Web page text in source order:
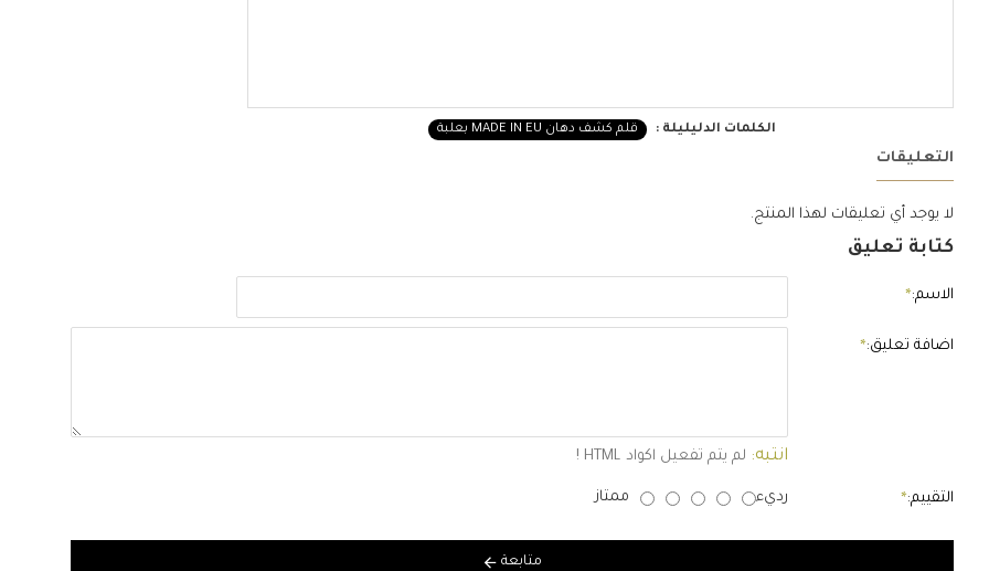
الكلمات الدليليلة : قلم كشف دهان MADE IN EU بعلبة
التعليقات
لا يوجد أي تعليقات لهذا المنتج.
كتابة تعليق
الاسم:
اضافة تعليق:
انتبه: لم يتم تفعيل اكواد HTML !
التقييم: رديء ممتاز
متابعة